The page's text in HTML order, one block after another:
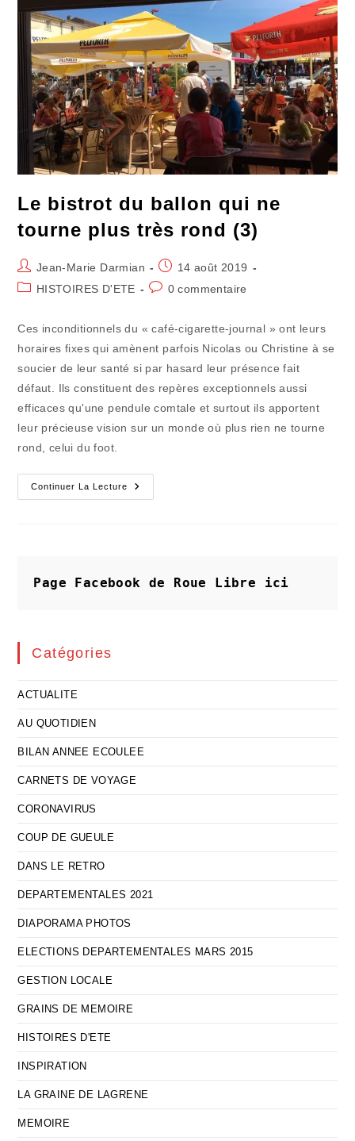
Le bistrot du ballon qui ne
tourne plus très rond (3)
Auteur/autrice
de
Jean-Marie Darmian
Publication
publiée :
14 août 2019
PostHISTOIRES D'ETE
Commentaires
publication :
0 commentaire
Ces inconditionnels du « café-cigarette-journal » ont leurs
horaires fixes qui amènent parfois Nicolas ou Christine à se
soucier de leur santé si par hasard leur présence fait
défaut. Ils constituent des repères exceptionnels aussi
efficaces qu'une pendule comtale et surtout ils apportent
leur précieuse vision sur un monde où plus rien ne tourne
rond, celui du foot.
Continuer La Lecture
Le
Bistrot
Très
Rond
Page Facebook de Roue Libre ici
Catégories
ACTUALITE
AU QUOTIDIEN
BILAN ANNEE ECOULEE
CARNETS DE VOYAGE
CORONAVIRUS
COUP DE GUEULE
DANS LE RETRO
DEPARTEMENTALES 2021
DIAPORAMA PHOTOS
ELECTIONS DEPARTEMENTALES MARS 2015
GESTION LOCALE
GRAINS DE MEMOIRE
HISTOIRES D'ETE
INSPIRATION
LA GRAINE DE LAGRENE
MEMOIRE